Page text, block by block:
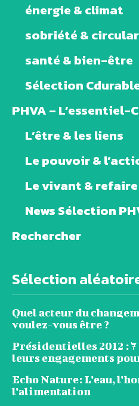
énergie & climat
sobriété &
santé & bien-être
Sélection
PHVA – L’essentiel-
L’être & les liens
Le pouvoir &
Le vivant &
News Sélection
Rechercher
Sélection
Quel acteur du
voulez-vous être ?
Présidentielles 2012 :
leurs engagements
Echo Nature: L’eau,
l’alimentation